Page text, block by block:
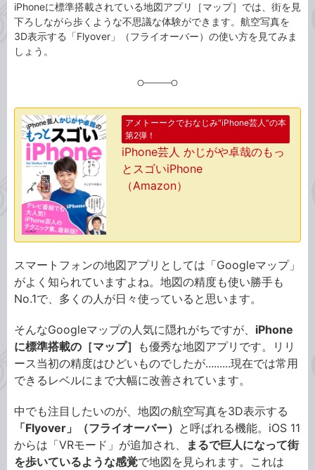
iPhoneに標準搭載されている地図アプリ［マップ］では、街を見
下ろしながら歩くような不思議な体験ができます。航空写真を
3D表示する「Flyover」（フライオーバー）の使い方を見てみま
しょう。
アメトーークでおなじみ"iPhone芸人"の本
第2弾！
iPhone芸人 かじがや卓哉のもっ
とスゴいiPhone
（Amazon）
スマートフォンの地図アプリとしては「Googleマップ」
がよく知られていますよね。地図の精度も使い勝手も
No.1で、多くの人が日々使っていると思います。
そんなGoogleマップの人気に隠れがちですが、 iPhone
に標準搭載の［マップ］
も優秀な地図アプリです。リリ
ース当初の精度はひどいものでしたが.........現在では常用
できるレベルにまで大幅に改善されています。
中でも注目したいのが、地図の航空写真を3D表示する
「Flyover」（フライオーバー） と呼ばれる機能。iOS 11
からは「VRモード」が追加され、
まるで巨人になって街
を歩いているような感覚で地図を見られます。これは